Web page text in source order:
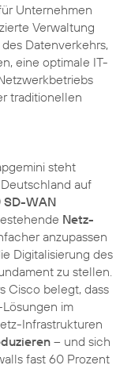
Unternehmen
Verwaltung
Datenverkehrs,
eine optimale IT-
traditionellen
steht
auf
SD-WAN
Netz-
anzupassen
Digitalisierung des
zu stellen.
Cisco belegt, dass
im
Infrastrukturen
– und sich
fast 60 Prozent